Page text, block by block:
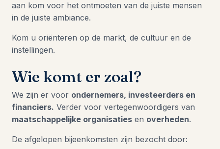
aan kom voor het ontmoeten van de juiste mensen
in de juiste ambiance.
Kom u oriënteren op de markt, de cultuur en de
instellingen.
Wie komt er zoal?
We zijn er voor ondernemers, investeerders en
financiers. Verder voor vertegenwoordigers van
maatschappelijke organisaties en overheden.
De afgelopen bijeenkomsten zijn bezocht door: